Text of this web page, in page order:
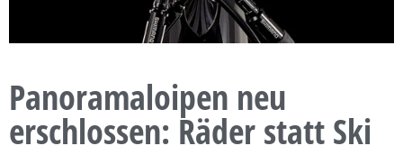
Panoramaloipen neu
erschlossen: Räder statt Ski